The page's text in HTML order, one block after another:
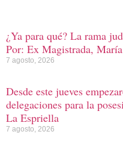
¿Ya para qué? La rama
Por: Ex Magistrada,
7 agosto, 2026
Desde este jueves
delegaciones para la
La Espriella
7 agosto, 2026